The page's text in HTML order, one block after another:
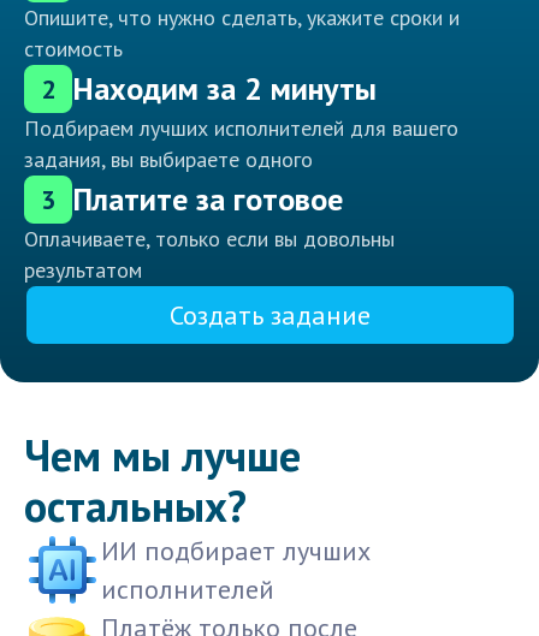
Опишите, что нужно сделать, укажите сроки и
стоимость
2 Находим за 2 минуты
Подбираем лучших исполнителей для вашего
задания, вы выбираете одного
3 Платите за готовое
Оплачиваете, только если вы довольны
результатом
Создать задание
Чем мы лучше
остальных?
ИИ подбирает лучших
исполнителей
Платёж только после